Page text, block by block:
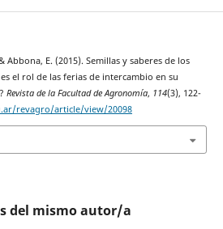
Abbona, E. (2015). Semillas y saberes de los
el rol de las ferias de intercambio en su
Revista de la Facultad de Agronomía, 114(3), 122-
revagro/article/view/20098
del mismo autor/a